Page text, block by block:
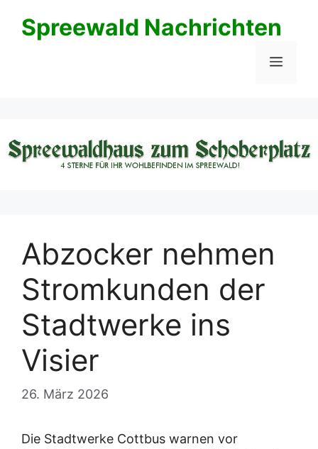
InhaltSpreewald Nachrichten
Menü
Abzocker nehmen
Stromkunden der
Stadtwerke ins
Visier
26. März 2026
Die Stadtwerke Cottbus warnen vor